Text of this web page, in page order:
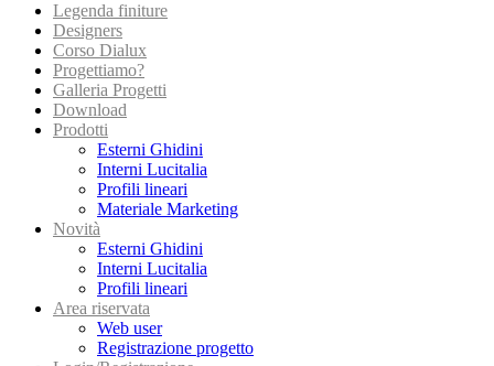
Legenda finiture
Designers
Corso Dialux
Progettiamo?
Galleria Progetti
Download
Prodotti
Esterni Ghidini
Interni Lucitalia
Profili lineari
Materiale Marketing
Novità
Esterni Ghidini
Interni Lucitalia
Profili lineari
Area riservata
Web user
Registrazione progetto